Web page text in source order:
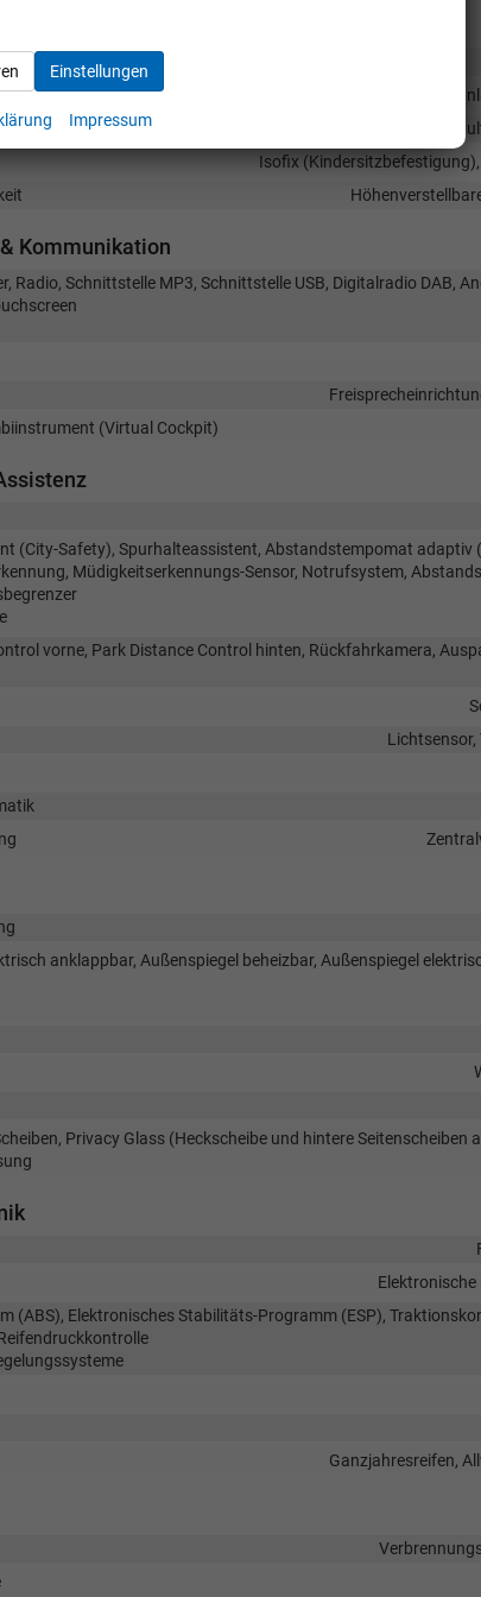
in Leder, höhenverstellbar, mit
Isofix
Kommunikation
Radio, Schnittstelle MP3, Schnittstelle USB, Digitalradio DAB,
(Virtual Cockpit)
(City-Safety), Spurhalteassistent, Abstandstempomat adaptiv
Müdigkeitserkennungs-Sensor, Notrufsystem,
vorne, Park Distance Control hinten, Rückfahrkamera,
anklappbar, Außenspiegel beheizbar, Außenspiegel
Privacy Glass (Heckscheibe und hintere Seitenscheiben
(ABS), Elektronisches Stabilitäts-Programm (ESP),
Ganzjahresreifen,
Einstellungen
Impressum